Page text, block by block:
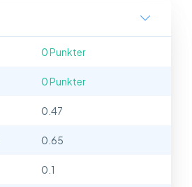
0 Punkter
0 Punkter
0.47
0.65
0.1